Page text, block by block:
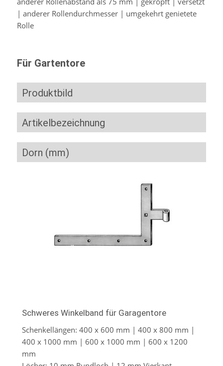
| anderer Rollendurchmesser | umgekehrt genietete
Rolle
Für Gartentore
Produktbild
Artikelbezeichnung
Dorn (mm)
Schweres Winkelband für Garagentore
Schenkellängen: 400 x 600 mm | 400 x 800 mm |
400 x 1000 mm | 600 x 1000 mm | 600 x 1200
mm